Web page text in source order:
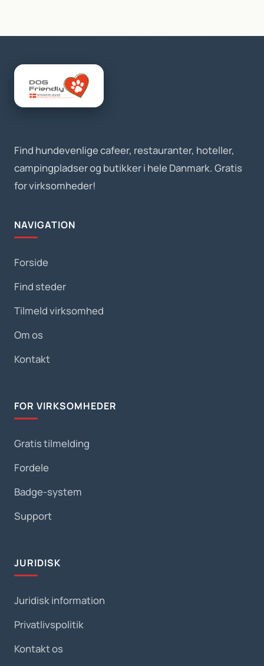
Find hundevenlige cafeer, restauranter, hoteller,
campingpladser og butikker i hele Danmark. Gratis
for virksomheder!
NAVIGATION
Forside
Find steder
Tilmeld virksomhed
Om os
Kontakt
FOR VIRKSOMHEDER
Gratis tilmelding
Fordele
Badge-system
Support
JURIDISK
Juridisk information
Privatlivspolitik
Kontakt os